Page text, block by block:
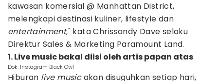
kawasan komersial @ Manhattan District,
melengkapi destinasi kuliner, lifestyle dan
entertainment," kata Chrissandy Dave selaku
Direktur Sales & Marketing Paramount Land.
1. Live music bakal diisi oleh artis papan atas
Dok. Instagram Black Owl
Hiburan live musicakan disuguhkan setiap hari,